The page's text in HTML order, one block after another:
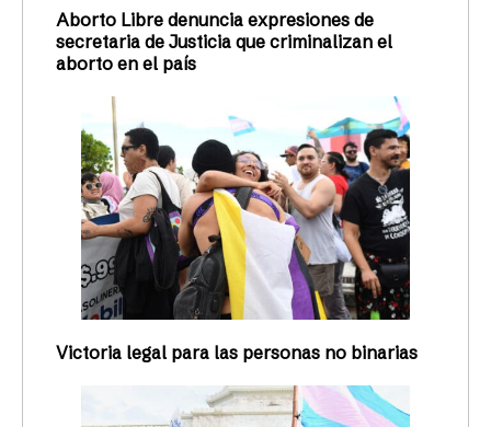
Aborto Libre denuncia expresiones de
secretaria de Justicia que criminalizan el
aborto en el país
Victoria legal para las personas no binarias